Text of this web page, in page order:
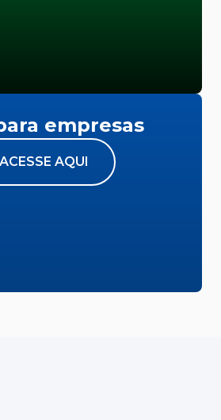
empresas
ACESSE AQUI